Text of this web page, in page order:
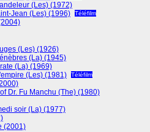
(Les) (1972)
Jean (Les) (1996)
Téléfilm
(Les) (1926)
(La) (1945)
(La) (1969)
(Les) (1981)
Téléfilm
Dr. Fu Manchu (The) (1980)
soir (La) (1977)
(2001)